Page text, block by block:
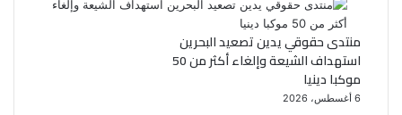
ك
منتدى حقوقي يدين تصعيد البحرين
استهداف الشيعة وإلغاء أكثر من 50
موكبا دينيا
6 أغسطس، 2026